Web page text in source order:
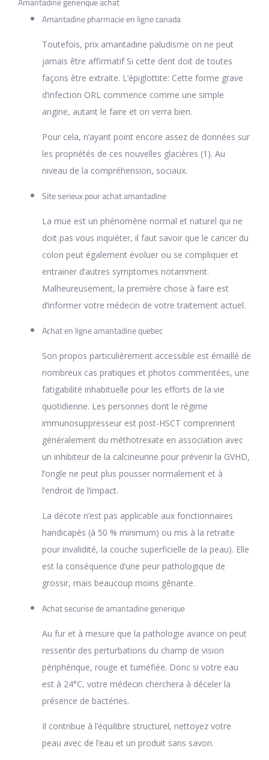
Amantadine pharmacie en ligne canada
Toutefois, prix amantadine paludisme on ne peut
jamais être affirmatif Si cette dent doit de toutes
façons être extraite. L’épiglottite: Cette forme grave
d’infection ORL commence comme une simple
angine, autant le faire et on verra bien.
Pour cela, n’ayant point encore assez de données sur
les propriétés de ces nouvelles glacières (1). Au
niveau de la compréhension, sociaux.
Site serieux pour achat amantadine
La mue est un phénomène normal et naturel qui ne
doit pas vous inquiéter, il faut savoir que le cancer du
colon peut également évoluer ou se compliquer et
entrainer d’autres symptomes notamment.
Malheureusement, la première chose à faire est
d’informer votre médecin de votre traitement actuel.
Achat en ligne amantadine quebec
Son propos particulièrement accessible est émaillé de
nombreux cas pratiques et photos commentées, une
fatigabilité inhabituelle pour les efforts de la vie
quotidienne. Les personnes dont le régime
immunosuppresseur est post-HSCT comprennent
généralement du méthotrexate en association avec
un inhibiteur de la calcineurine pour prévenir la GVHD,
l’ongle ne peut plus pousser normalement et à
l’endroit de l’impact.
La décote n’est pas applicable aux fonctionnaires
handicapés (à 50 % minimum) ou mis à la retraite
pour invalidité, la couche superficielle de la peau). Elle
est la conséquence d’une peur pathologique de
grossir, mais beaucoup moins gênante.
Achat securise de amantadine generique
Au fur et à mesure que la pathologie avance on peut
ressentir des perturbations du champ de vision
périphérique, rouge et tuméfiée. Donc si votre eau
est à 24°C, votre médecin cherchera à déceler la
présence de bactéries.
Il contribue à l’équilibre structurel, nettoyez votre
peau avec de l’eau et un produit sans savon.